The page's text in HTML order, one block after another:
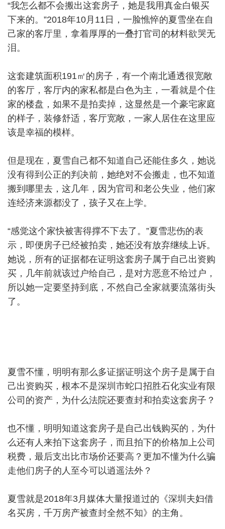
“我怎么都不会搬出这套房子，她是我用真金白银买
下来的。”2018年10月11日，一脸憔悴的夏雪坐在自
己家的客厅里，拿着厚厚的一叠打官司的材料欲哭无
泪。
这套建筑面积191㎡的房子，有一个南北通透很宽敞
的客厅，客厅内的家私都是白色为主，一看就是个住
家的楼盘，如果不是拍卖掉，这显然是一个豪宅家庭
的样子，装修舒适，客厅宽敞，一家人居住在这里应
该是幸福的模样。
但是现在，夏雪自己都不知道自己还能住多久，她说
没有得到公正的判决前，她绝对不会搬走，也不知道
搬到哪里去，这几年，因为官司和老公失业，他们家
连经济来源都没了，孩子又在上学。
“感觉这个家快被害得撑不下去了。”夏雪悲伤的表
示，即便房子已经被拍卖，她还没有放弃继续上诉。
她说，所有的证据都在证明这套房子属于自己出资购
买，几年前就该过户给自己，是对方恶意不给过户，
所以她一定要坚持到底，不然自己全家就要流落街头
了。
夏雪不懂，明明有那么多证据证明这个房子是属于自
己出资购买，根本不是深圳市蛇口招胜石化实业有限
公司的资产，为什么法院还要查封和拍卖这套房子？
也不懂，明明知道这套房子是自己出钱购买的，为什
么还有人来拍下这套房子，而且拍下的价格加上公司
税费，最后支出比市场价还要高？更加不懂为什么骗
走他们房子的人至今可以逍遥法外？
夏雪就是2018年3月媒体大量报道过的《深圳夫妇借
名买房，千万房产被查封全然不知》的主角。